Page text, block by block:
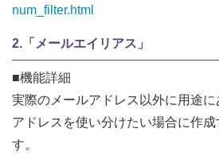
num_filter.html
2.「メールエイリアス」
■機能詳細
実際のメールアドレス以外に用途
アドレスを使い分けたい場合に作
す。